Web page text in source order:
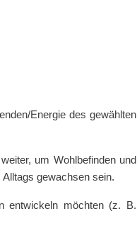
Energie des gewählten
um Wohlbefinden und
gewachsen sein.
entwickeln möchten (z. B.